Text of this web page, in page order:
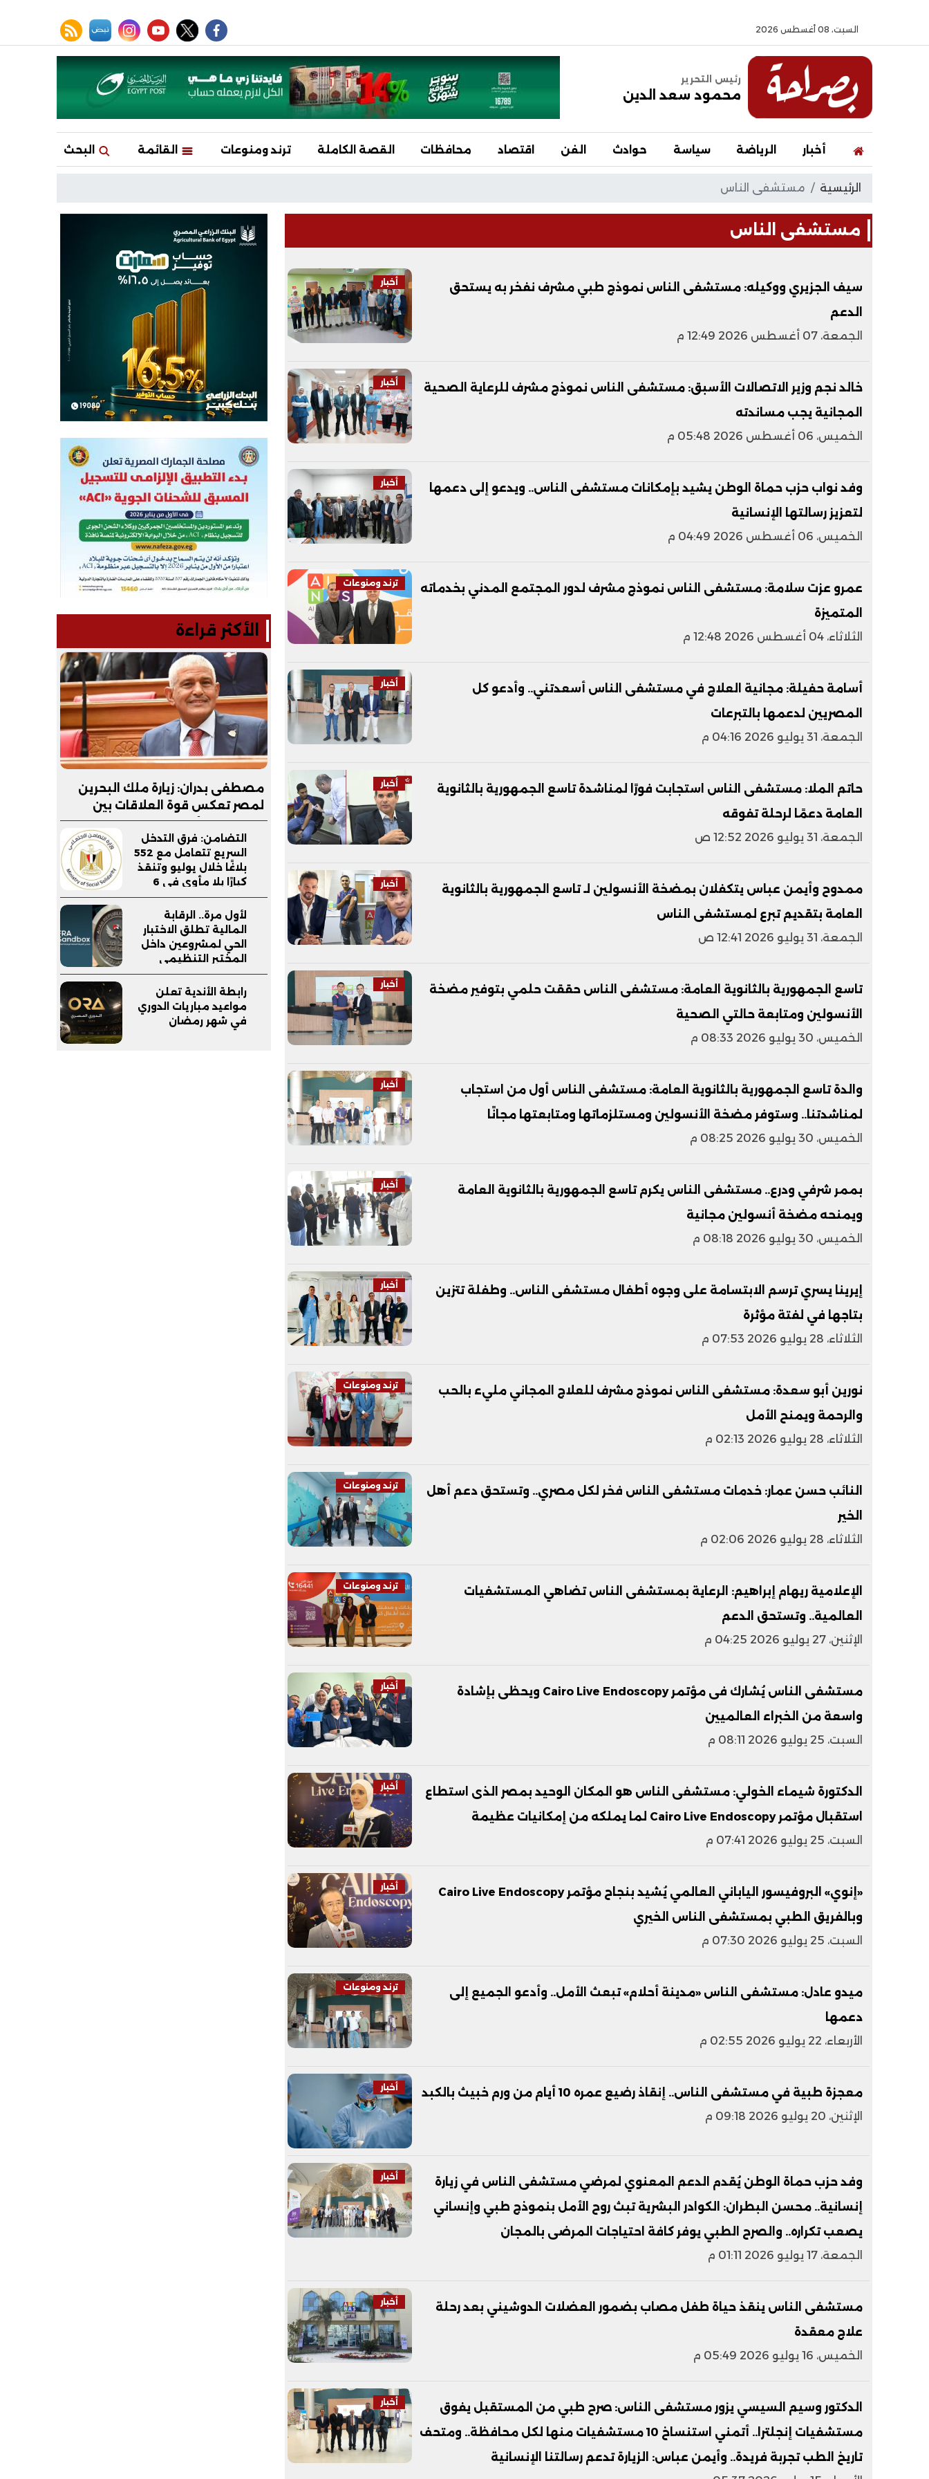
السبت، 08 أغسطس 2026
facebook
twitter
youtube
instagram
نبض rss feed
رئيس التحرير
محمود سعد الدين
أخبار الرياضة سياسة حوادث الفن اقتصاد محافظات القصة الكاملة ترند ومنوعات القائمة البحث
الرئيسية مستشفى الناس
مستشفى الناس
أخبار
سيف الجزيري ووكيله: مستشفى الناس نموذج طبي مشرف نفخر به يستحق
الدعم
الجمعة، 07 أغسطس 2026 12:49 م
أخبار
خالد نجم وزير الاتصالات الأسبق: مستشفى الناس نموذج مشرف للرعاية الصحية
المجانية يجب مساندته
الخميس، 06 أغسطس 2026 05:48 م
أخبار
وفد نواب حزب حماة الوطن يشيد بإمكانات مستشفى الناس.. ويدعو إلى دعمها
لتعزيز رسالتها الإنسانية
الخميس، 06 أغسطس 2026 04:49 م
ترند ومنوعات
عمرو عزت سلامة: مستشفى الناس نموذج مشرف لدور المجتمع المدني بخدماته
المتميزة
الثلاثاء، 04 أغسطس 2026 12:48 م
أخبار
أسامة حفيلة: مجانية العلاج في مستشفى الناس أسعدتني.. وأدعو كل
المصريين لدعمها بالتبرعات
الجمعة، 31 يوليو 2026 04:16 م
أخبار
حاتم الملا: مستشفى الناس استجابت فورًا لمناشدة تاسع الجمهورية بالثانوية
العامة دعمًا لرحلة تفوقه
الجمعة، 31 يوليو 2026 12:52 ص
أخبار
ممدوح وأيمن عباس يتكفلان بمضخة الأنسولين لـ تاسع الجمهورية بالثانوية
العامة بتقديم تبرع لمستشفى الناس
الجمعة، 31 يوليو 2026 12:41 ص
أخبار
تاسع الجمهورية بالثانوية العامة: مستشفى الناس حققت حلمي بتوفير مضخة
الأنسولين ومتابعة حالتي الصحية
الخميس، 30 يوليو 2026 08:33 م
أخبار
والدة تاسع الجمهورية بالثانوية العامة: مستشفى الناس أول من استجاب
لمناشدتنا.. وستوفر مضخة الأنسولين ومستلزماتها ومتابعتها مجانًا
الخميس، 30 يوليو 2026 08:25 م
أخبار
بممر شرفي ودرع.. مستشفى الناس يكرم تاسع الجمهورية بالثانوية العامة
ويمنحه مضخة أنسولين مجانية
الخميس، 30 يوليو 2026 08:18 م
أخبار
إيرينا يسري ترسم الابتسامة على وجوه أطفال مستشفى الناس.. وطفلة تتزين
بتاجها في لفتة مؤثرة
الثلاثاء، 28 يوليو 2026 07:53 م
ترند ومنوعات
نورين أبو سعدة: مستشفى الناس نموذج مشرف للعلاج المجاني مليء بالحب
والرحمة ويمنح الأمل
الثلاثاء، 28 يوليو 2026 02:13 م
ترند ومنوعات
النائب حسن عمار: خدمات مستشفى الناس فخر لكل مصري.. وتستحق دعم أهل
الخير
الثلاثاء، 28 يوليو 2026 02:06 م
ترند ومنوعات
الإعلامية ريهام إبراهيم: الرعاية بمستشفى الناس تضاهي المستشفيات
العالمية.. وتستحق الدعم
الإثنين، 27 يوليو 2026 04:25 م
أخبار
مستشفى الناس يُشارك فى مؤتمر Cairo Live Endoscopy ويحظى بإشادة
واسعة من الخبراء العالميين
السبت، 25 يوليو 2026 08:11 م
أخبار
الدكتورة شيماء الخولي: مستشفى الناس هو المكان الوحيد بمصر الذى استطاع
استقبال مؤتمر Cairo Live Endoscopy لما يملكه من إمكانيات عظيمة
السبت، 25 يوليو 2026 07:41 م
أخبار
«إنوي» البروفيسور الياباني العالمي يُشيد بنجاح مؤتمر Cairo Live Endoscopy
وبالفريق الطبي بمستشفى الناس الخيري
السبت، 25 يوليو 2026 07:30 م
ترند ومنوعات
ميدو عادل: مستشفى الناس «مدينة أحلام» تبعث الأمل.. وأدعو الجميع إلى
دعمها
الأربعاء، 22 يوليو 2026 02:55 م
أخبار
معجزة طبية في مستشفى الناس.. إنقاذ رضيع عمره 10 أيام من ورم خبيث بالكبد
الإثنين، 20 يوليو 2026 09:18 م
أخبار
وفد حزب حماة الوطن يُقدم الدعم المعنوي لمرضي مستشفى الناس في زيارة
إنسانية.. محسن البطران: الكوادر البشرية تبث روح الأمل بنموذج طبي وإنساني
يصعب تكراره.. والصرح الطبي يوفر كافة احتياجات المرضى بالمجان
الجمعة، 17 يوليو 2026 01:11 م
أخبار
مستشفى الناس ينقذ حياة طفل مصاب بضمور العضلات الدوشيني بعد رحلة
علاج معقدة
الخميس، 16 يوليو 2026 05:49 م
أخبار
الدكتور وسيم السيسي يزور مستشفى الناس: صرح طبي من المستقبل يفوق
مستشفيات إنجلترا.. أتمني استنساخ 10 مستشفيات منها لكل محافظة.. ومتحف
تاريخ الطب تجربة فريدة.. وأيمن عباس: الزيارة تدعم رسالتنا الإنسانية
الأكثر قراءة
مصطفى بدران: زيارة ملك البحرين
لمصر تعكس قوة العلاقات بين
البلدين.. والأمن القومي الخليجي
جزء لا يتجزأ من الأمن القومي
المصري
التضامن: فرق التدخل
السريع تتعامل مع 552
بلاغًا خلال يوليو وتنقذ
كبارًا بلا مأوى في 6
محافظات
لأول مرة.. الرقابة
المالية تطلق الاختبار
الحي لمشروعين داخل
المختبر التنظيمي
(FRA-Sandbox)
رابطة الأندية تعلن
مواعيد مباريات الدوري
في شهر رمضان